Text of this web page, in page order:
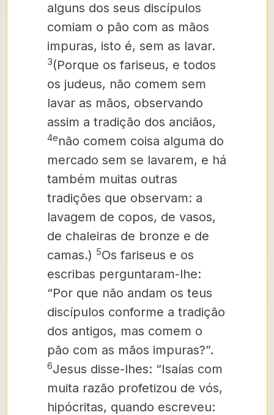
alguns dos seus discípulos
comiam o pão com as mãos
impuras, isto é, sem as lavar.
3(Porque os fariseus, e todos
os judeus, não comem sem
lavar as mãos, observando
assim a tradição dos anciãos,
4enão comem coisa alguma do
mercado sem se lavarem, e há
também muitas outras
tradições que observam: a
lavagem de copos, de vasos,
de chaleiras de bronze e de
camas.) 5Os fariseus e os
escribas perguntaram-lhe:
“Por que não andam os teus
discípulos conforme a tradição
dos antigos, mas comem o
pão com as mãos impuras?”.
6Jesus disse-lhes: “Isaías com
muita razão profetizou de vós,
hipócritas, quando escreveu: